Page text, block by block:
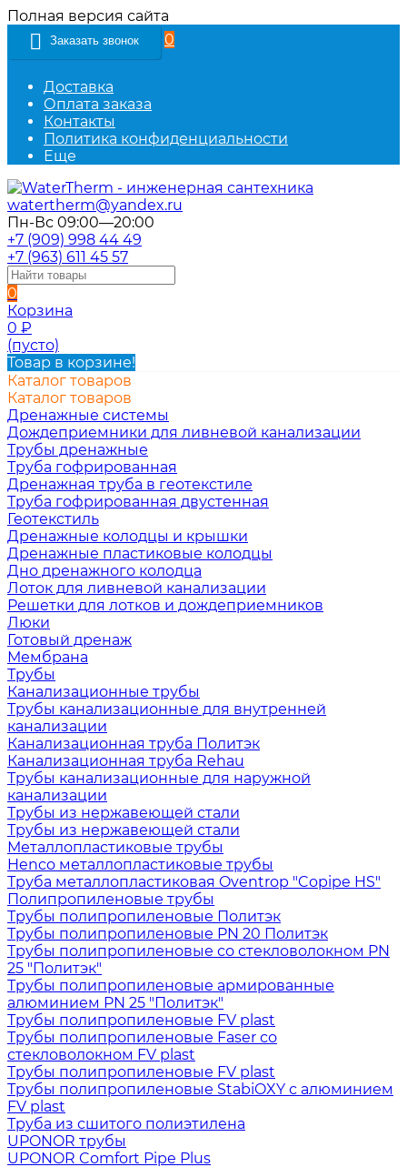
Полная версия сайта
Заказать звонок 0
Доставка
Оплата заказа
Контакты
Политика конфиденциальности
Еще
watertherm@yandex.ru
Пн-Вс 09:00—20:00
+7 (909) 998 44 49
+7 (963) 611 45 57
0
Корзина
0 ₽
(пусто)
Товар в корзине!
Каталог товаров
Каталог товаров
Дренажные системы
Дождеприемники для ливневой канализации
Трубы дренажные
Труба гофрированная
Дренажная труба в геотекстиле
Труба гофрированная двустенная
Геотекстиль
Дренажные колодцы и крышки
Дренажные пластиковые колодцы
Дно дренажного колодца
Лоток для ливневой канализации
Решетки для лотков и дождеприемников
Люки
Готовый дренаж
Мембрана
Трубы
Канализационные трубы
Трубы канализационные для внутренней
канализации
Канализационная труба Политэк
Канализационная труба Rehau
Трубы канализационные для наружной
канализации
Трубы из нержавеющей стали
Трубы из нержавеющей стали
Металлопластиковые трубы
Henco металлопластиковые трубы
Труба металлопластиковая Oventrop "Copipe HS"
Полипропиленовые трубы
Трубы полипропиленовые Политэк
Трубы полипропиленовые PN 20 Политэк
Трубы полипропиленовые со стекловолокном PN
25 "Политэк"
Трубы полипропиленовые армированные
алюминием PN 25 "Политэк"
Трубы полипропиленовые FV plast
Трубы полипропиленовые Faser со
стекловолокном FV plast
Трубы полипропиленовые FV plast
Трубы полипропиленовые StabiOXY с алюминием
FV plast
Труба из сшитого полиэтилена
UPONOR трубы
UPONOR Comfort Pipe Plus